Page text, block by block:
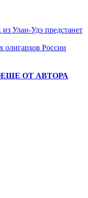
Улан-Удэ предстанет
олигархов России
ЕЩЕ ОТ АВТОРА